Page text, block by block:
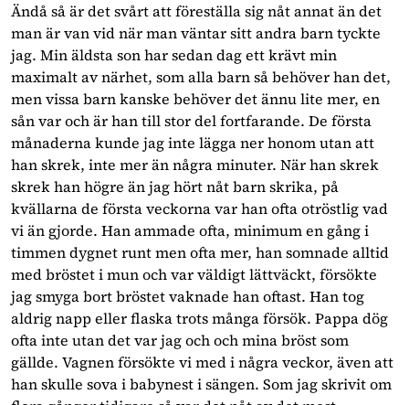
Ändå så är det svårt att föreställa sig nåt annat än det
man är van vid när man väntar sitt andra barn tyckte
jag. Min äldsta son har sedan dag ett krävt min
maximalt av närhet, som alla barn så behöver han det,
men vissa barn kanske behöver det ännu lite mer, en
sån var och är han till stor del fortfarande. De första
månaderna kunde jag inte lägga ner honom utan att
han skrek, inte mer än några minuter. När han skrek
skrek han högre än jag hört nåt barn skrika, på
kvällarna de första veckorna var han ofta otröstlig vad
vi än gjorde. Han ammade ofta, minimum en gång i
timmen dygnet runt men ofta mer, han somnade alltid
med bröstet i mun och var väldigt lättväckt, försökte
jag smyga bort bröstet vaknade han oftast. Han tog
aldrig napp eller flaska trots många försök. Pappa dög
ofta inte utan det var jag och och mina bröst som
gällde. Vagnen försökte vi med i några veckor, även att
han skulle sova i babynest i sängen. Som jag skrivit om